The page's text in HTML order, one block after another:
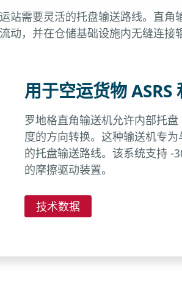
站需要灵活的托盘输送路线。直
动，并在仓储基础设施内无缝连接
用于空运货物
罗地格直角输送机允许内部托
度的方向转换。这种输送机专
的托盘输送路线。该系统支持 -
的摩擦驱动装置。
技术数据